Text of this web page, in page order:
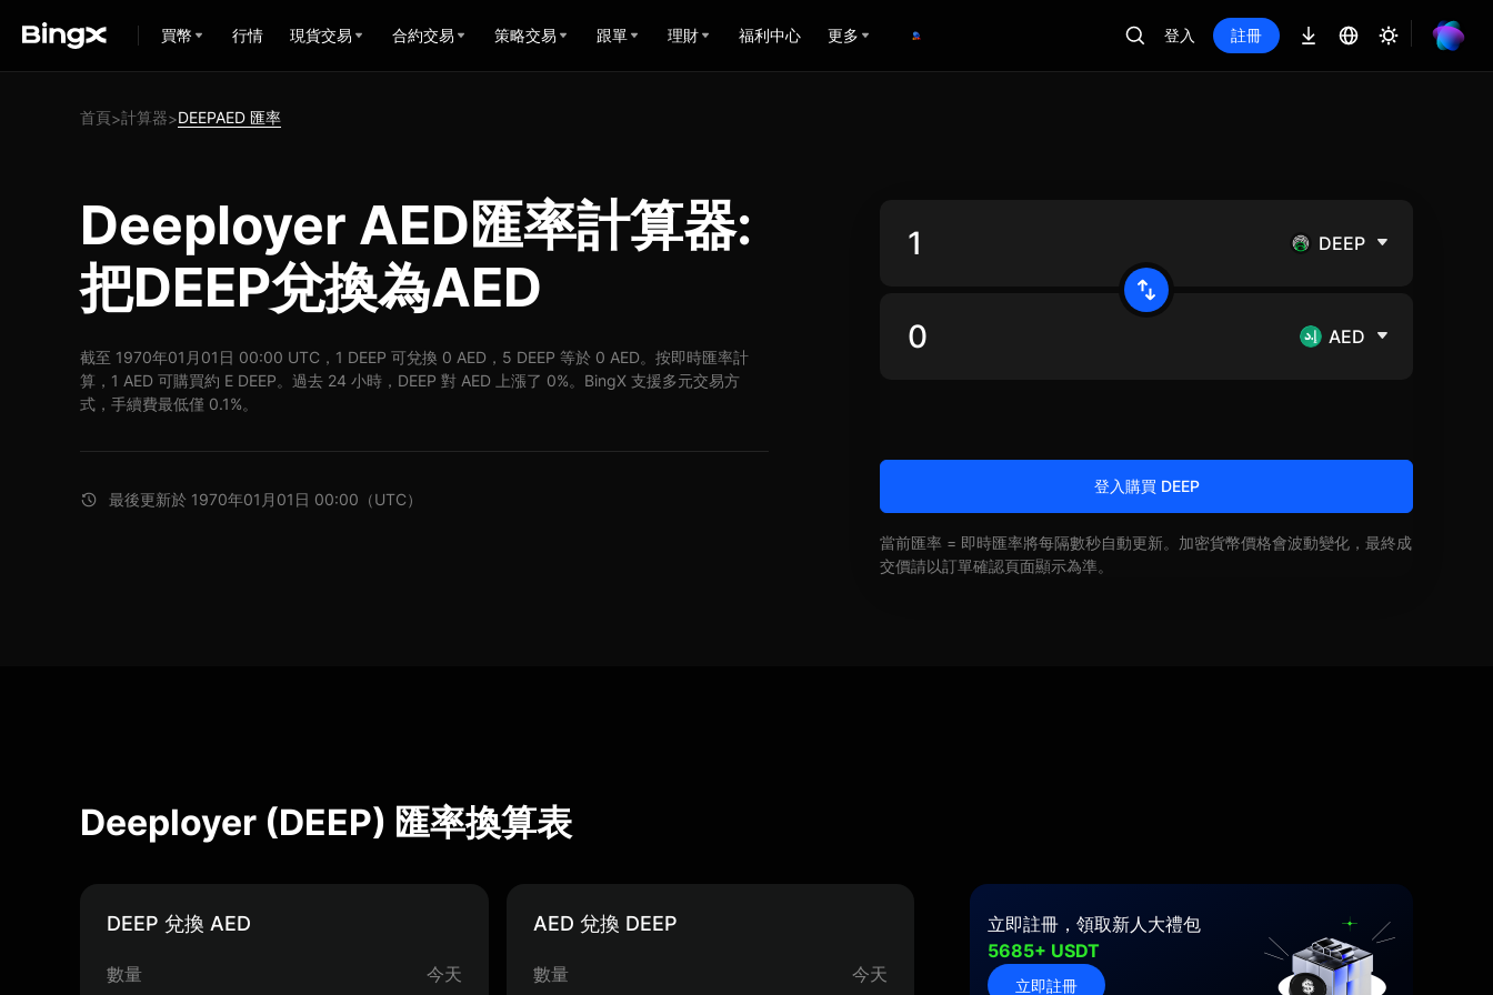
買幣 行情 現貨交易 合約交易 策略交易 跟單 理財 福利中心 更多 登入 註冊
首頁>計算器>DEEPAED 匯率
Deeployer AED匯率計算器:
把DEEP兌換為AED
截至 1970年01月01日 00:00 UTC，1 DEEP 可兌換 0 AED，5 DEEP 等於 0 AED。按即時匯率計
算，1 AED 可購買約 E DEEP。過去 24 小時，DEEP 對 AED 上漲了 0%。BingX 支援多元交易方
式，手續費最低僅 0.1%。
最後更新於 1970年01月01日 00:00（UTC）
DEEP
AED
登入購買 DEEP
當前匯率 = 即時匯率將每隔數秒自動更新。加密貨幣價格會波動變化，最終成
交價請以訂單確認頁面顯示為準。
Deeployer (DEEP) 匯率換算表
DEEP 兌換 AED
數量 今天
AED 兌換 DEEP
數量 今天
立即註冊，領取新人大禮包
5685+ USDT
立即註冊